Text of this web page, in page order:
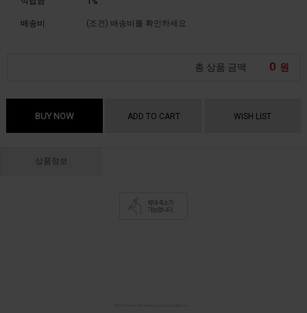
배송비 (조건) 배송비를 확인하세요
총 상품 금액 0 원
BUY NOW ADD TO CART WISH LIST
상품정보